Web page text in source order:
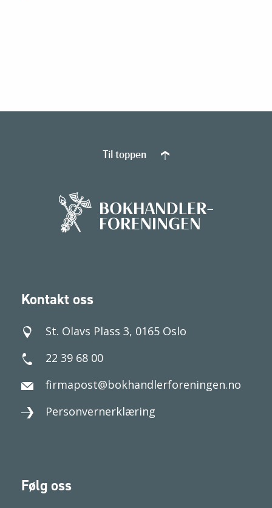
Kontakt oss
St. Olavs Plass 3, 0165 Oslo
22 39 68 00
firmapost@bokhandlerforeningen.no
Personvernerklæring
Følg oss
Til toppen